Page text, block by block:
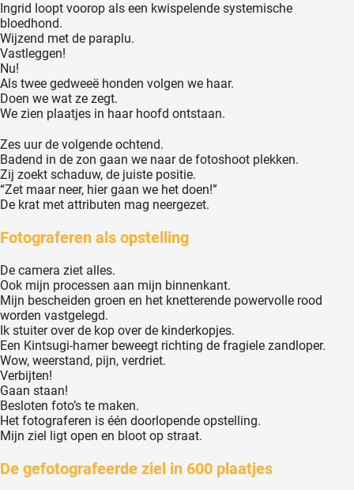
Ingrid loopt voorop als een kwispelende systemische
bloedhond.
Wijzend met de paraplu.
Vastleggen!
Nu!
Als twee gedweeë honden volgen we haar.
Doen we wat ze zegt.
We zien plaatjes in haar hoofd ontstaan.
Zes uur de volgende ochtend.
Badend in de zon gaan we naar de fotoshoot plekken.
Zij zoekt schaduw, de juiste positie.
“Zet maar neer, hier gaan we het doen!”
De krat met attributen mag neergezet.
Fotograferen als opstelling
De camera ziet alles.
Ook mijn processen aan mijn binnenkant.
Mijn bescheiden groen en het knetterende powervolle rood
worden vastgelegd.
Ik stuiter over de kop over de kinderkopjes.
Een Kintsugi-hamer beweegt richting de fragiele zandloper.
Wow, weerstand, pijn, verdriet.
Verbijten!
Gaan staan!
Besloten foto’s te maken.
Het fotograferen is één doorlopende opstelling.
Mijn ziel ligt open en bloot op straat.
De gefotografeerde ziel in 600 plaatjes